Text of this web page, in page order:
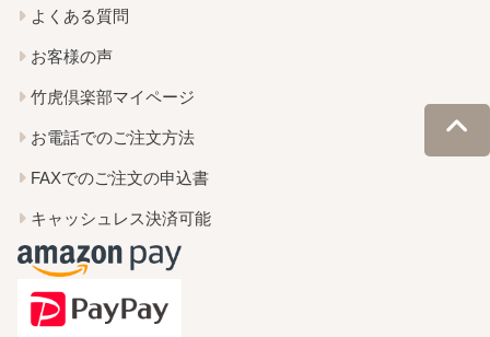
よくある質問
お客様の声
竹虎倶楽部マイページ
お電話でのご注文方法
FAXでのご注文の申込書
キャッシュレス決済可能